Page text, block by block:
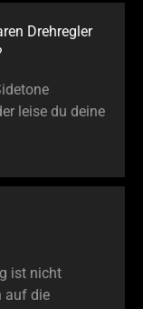
Drehregler
leise du deine
ist nicht
auf die